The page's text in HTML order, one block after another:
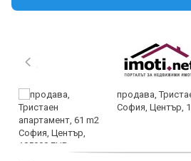
продава,
София, Център,